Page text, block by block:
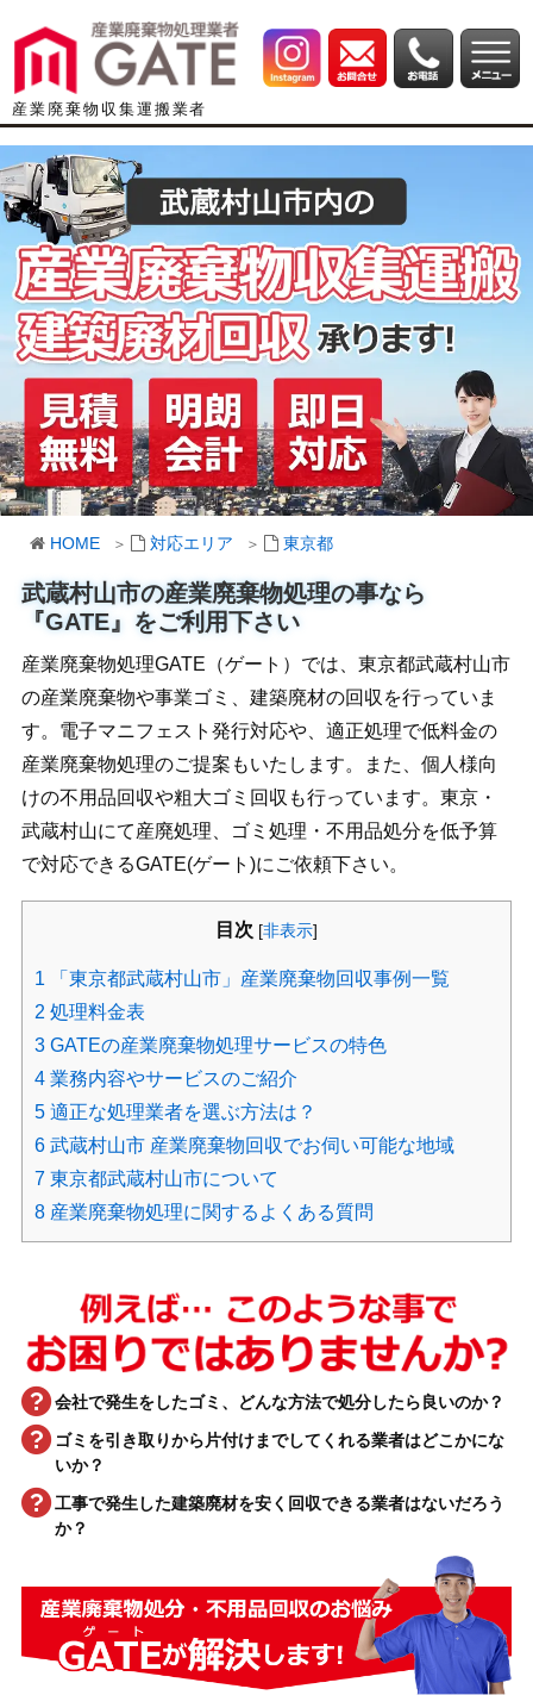
産業廃棄物収集運搬業者
HOME 対応エリア 東京都
武蔵村山市の産業廃棄物処理の事なら
『GATE』をご利用下さい
産業廃棄物処理GATE（ゲート）では、東京都武蔵村山市
の産業廃棄物や事業ゴミ、建築廃材の回収を行っていま
す。電子マニフェスト発行対応や、適正処理で低料金の
産業廃棄物処理のご提案もいたします。また、個人様向
けの不用品回収や粗大ゴミ回収も行っています。東京・
武蔵村山にて産廃処理、ゴミ処理・不用品処分を低予算
で対応できるGATE(ゲート)にご依頼下さい。
目次 [非表示]
1 「東京都武蔵村山市」産業廃棄物回収事例一覧
2 処理料金表
3 GATEの産業廃棄物処理サービスの特色
4 業務内容やサービスのご紹介
5 適正な処理業者を選ぶ方法は？
6 武蔵村山市 産業廃棄物回収でお伺い可能な地域
7 東京都武蔵村山市について
8 産業廃棄物処理に関するよくある質問
会社で発生をしたゴミ、どんな方法で処分したら良いのか？
ゴミを引き取りから片付けまでしてくれる業者はどこかにな
いか？
工事で発生した建築廃材を安く回収できる業者はないだろう
か？